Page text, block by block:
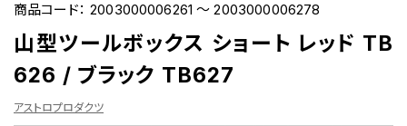
商品コード：2003000006261 ～ 2003000006278
山型ツールボックス ショート レッド TB
626 / ブラック TB627
アストロプロダクツ